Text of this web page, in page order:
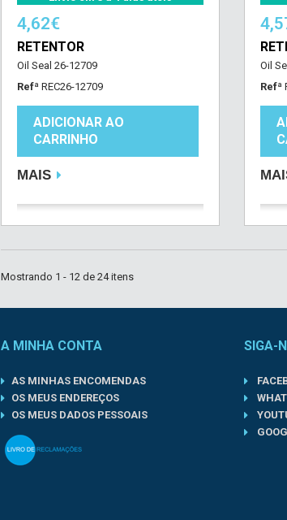
4,62€
RETENTOR
Oil Seal 26-12709
Refª REC26-12709
ADICIONAR AO
CARRINHO
MAIS
Oil
Refª
Mostrando 1 - 12 de 24 itens
A MINHA CONTA
AS MINHAS ENCOMENDAS
OS MEUS ENDEREÇOS
OS MEUS DADOS PESSOAIS
SIGA-